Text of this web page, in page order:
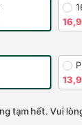
tạm hết. Vui